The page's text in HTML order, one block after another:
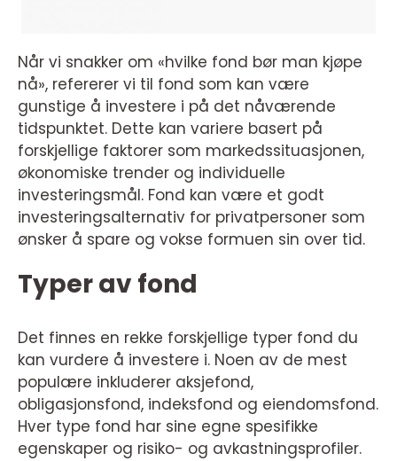
Når vi snakker om «hvilke fond bør man kjøpe
nå», refererer vi til fond som kan være
gunstige å investere i på det nåværende
tidspunktet. Dette kan variere basert på
forskjellige faktorer som markedssituasjonen,
økonomiske trender og individuelle
investeringsmål. Fond kan være et godt
investeringsalternativ for privatpersoner som
ønsker å spare og vokse formuen sin over tid.
Typer av fond
Det finnes en rekke forskjellige typer fond du
kan vurdere å investere i. Noen av de mest
populære inkluderer aksjefond,
obligasjonsfond, indeksfond og eiendomsfond.
Hver type fond har sine egne spesifikke
egenskaper og risiko- og avkastningsprofiler.